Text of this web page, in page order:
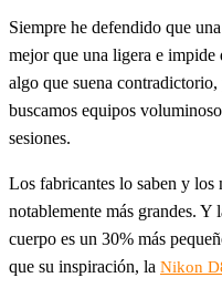
Siempre he defendido que
mejor que una ligera e impide
algo que suena
buscamos equipos
sesiones.
Los fabricantes lo saben y los
notablemente más grandes.
cuerpo es un 30% más
que su inspiración, la Nikon